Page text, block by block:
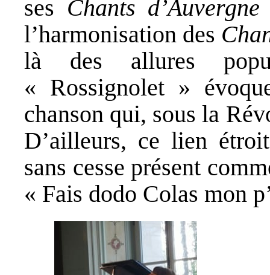
ses Chants d’Auvergne
l’harmonisation des
là des allures
« Rossignolet »
chanson qui, sous la
D’ailleurs, ce lien
sans cesse présent
« Fais dodo Colas mon